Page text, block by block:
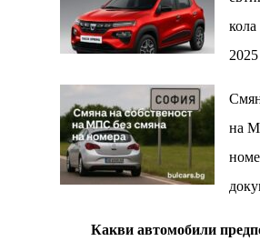
2025
на
Какви автомобили